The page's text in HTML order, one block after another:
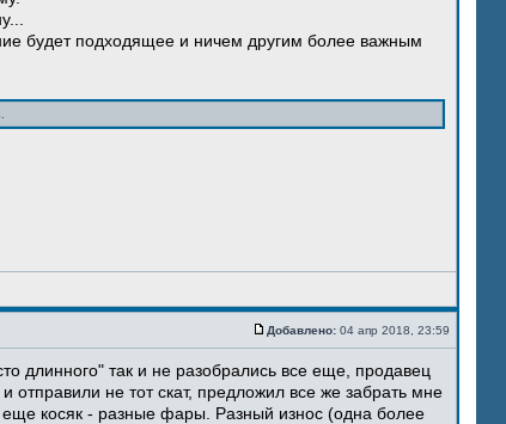
будет подходящее и ничем другим более важным
Добавлено: 04 апр 2018, 23:59
длинного" так и не разобрались все еще, продавец
отправили не тот скат, предложил все же забрать мне
косяк - разные фары. Разный износ (одна более